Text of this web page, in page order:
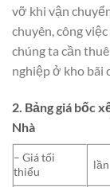
vỡ khi vận
chuyên, công
chúng ta cần
nghiệp ở kho bãi
2. Bảng giá bốc
Nhà
– Giá tối
thiểu
lần